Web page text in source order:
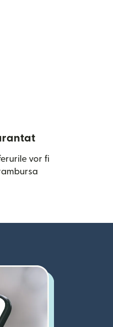
vor fi